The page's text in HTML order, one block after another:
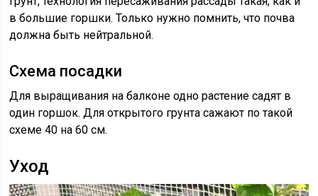
в большие горшки. Только нужно помнить, что почва
должна быть нейтральной.
Схема посадки
Для выращивания на балконе одно растение садят в
один горшок. Для открытого грунта сажают по такой
схеме 40 на 60 см.
Уход